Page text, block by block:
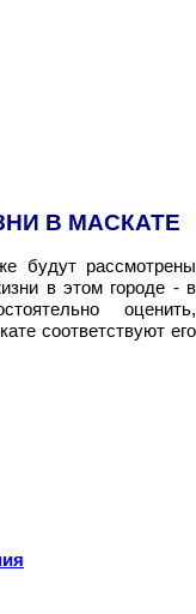
В МАСКАТЕ
будут рассмотрены
в этом городе - в
оценить,
соответствуют его